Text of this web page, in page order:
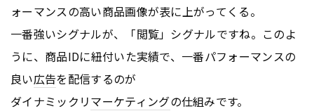
ォーマンスの高い商品画像が表に上がってくる。
一番強いシグナルが、「閲覧」シグナルですね。このよ
うに、商品IDに紐付いた実績で、一番パフォーマンスの
良い広告を配信するのが
ダイナミックリマーケティングの仕組みです。